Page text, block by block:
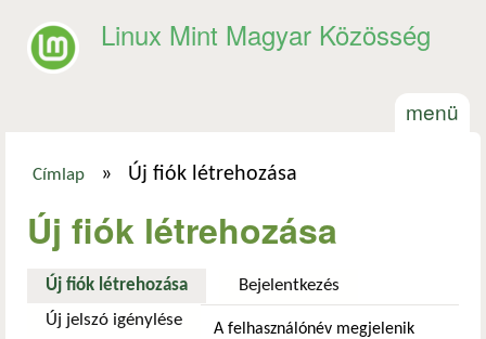
Linux Mint Magyar Közösség
menü
Jelenlegi hely
Címlap » Új fiók létrehozása
Új fiók létrehozása
Új fiók létrehozása (aktív fül)Bejelentkezés
Új jelszó igénylése
A felhasználónév megjelenik